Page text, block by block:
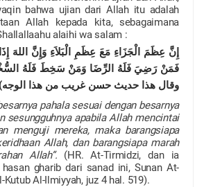
bahwa ujian dari Allah itu adalah
Allah kepada kita, sebagaimana
alaihi wa salam :
إِنَّ عِظَمَ الْجَزَاءِ مَعَ عِظَمِ الْبَلاَءِ وَإِنَّ اللهَ
فَمَنْ رَضِيَ فَلَهُ الرِّضَا وَمَنْ سَخِطَ فَلَهُ
وقال هذا حديث حسن غريب من هذا
pahala sesuai dengan besarnya
sesungguhnya apabila Allah mencintai
menguji mereka, maka barangsiapa
Allah, dan barangsiapa marah
Allah”. (HR. At-Tirmidzi, dan ia
gharib dari sanad ini, Sunan At-
Al-Ilmiyyah, juz 4 hal. 519).